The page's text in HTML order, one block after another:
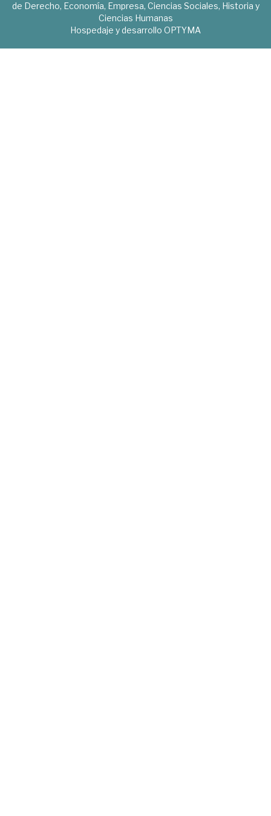
de Derecho, Economía, Empresa, Ciencias Sociales, Historia y
Ciencias Humanas
Hospedaje y desarrollo OPTYMA